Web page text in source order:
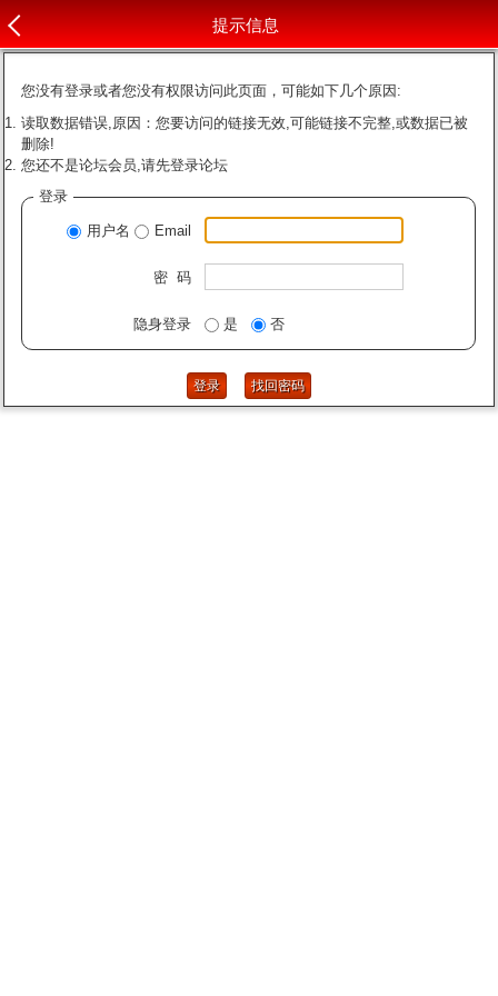
提示信息
您没有登录或者您没有权限访问此页面，可能如下几个原因:
读取数据错误,原因：您要访问的链接无效,可能链接不完整,或数据已被
删除!
您还不是论坛会员,请先登录论坛
登录
用户名 Email
密 码
隐身登录 是 否